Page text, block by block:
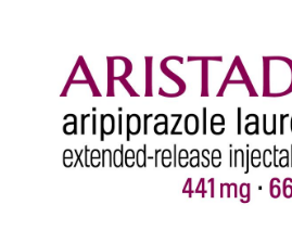
Arikayce / Эрикейс / Арикейс